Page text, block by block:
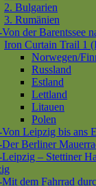
2. Bulgarien
3. Rumänien
der Barentssee
Iron Curtain Trail 1
Norwegen/
Russland
Estland
Lettland
Litauen
Polen
Von Leipzig bis ans
Der Berliner
Leipzig – Stettiner
Mit dem Fahrrad